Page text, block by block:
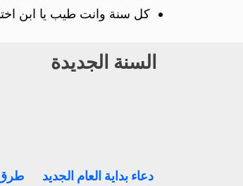
كل سنة وانت طيب يا ابن
السنة الجديدة
دعاء بداية العام الجديد
طرق